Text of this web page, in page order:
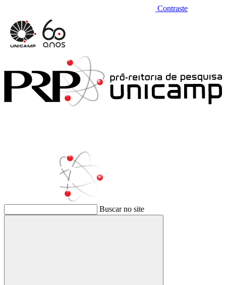
Contraste
Buscar no site